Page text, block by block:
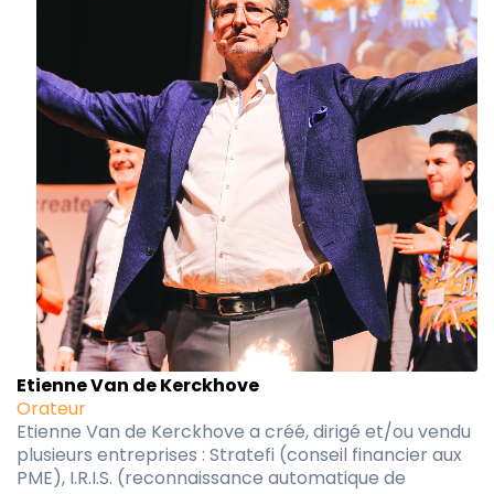
Etienne Van de Kerckhove
Orateur
Etienne Van de Kerckhove a créé, dirigé et/ou vendu
plusieurs entreprises : Stratefi (conseil financier aux
PME), I.R.I.S. (reconnaissance automatique de